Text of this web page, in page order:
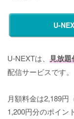
U-
U-NEXTは、 見放題
配信サービスです。
月額料金は2,189円
1,200円分のポイン